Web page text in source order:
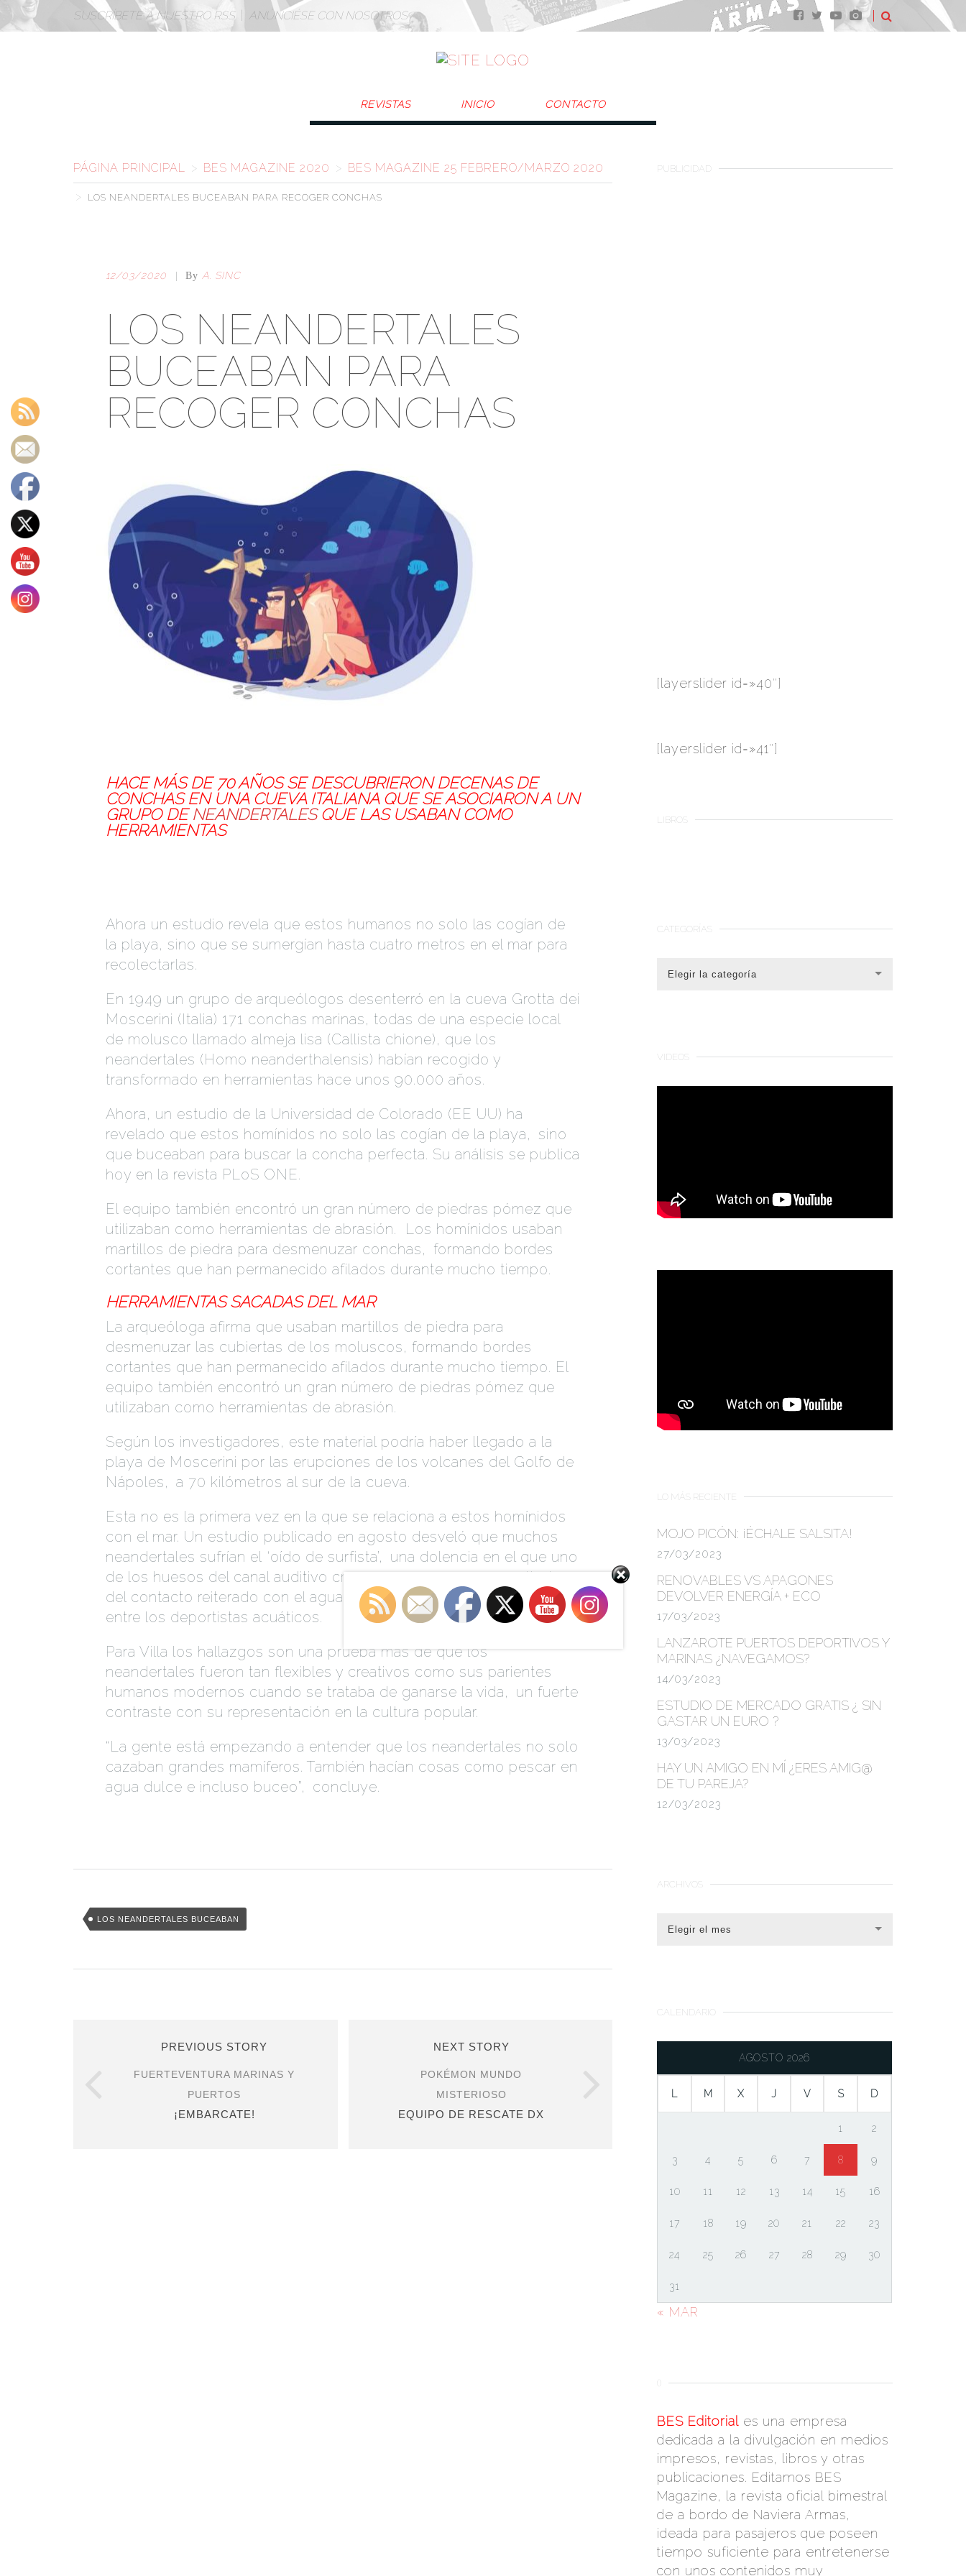
SUSCRÍBETE A NUESTRO RSS| ANÚNCIÉSE CON NOSOTROS
REVISTAS INICIO CONTACTO
PÁGINA PRINCIPAL > BES MAGAZINE 2020 > BES MAGAZINE 25 FEBRERO/MARZO 2020
> LOS NEANDERTALES BUCEABAN PARA RECOGER CONCHAS
12/03/2020 By A. SINC
LOS NEANDERTALES
BUCEABAN PARA
RECOGER CONCHAS
HACE MÁS DE 70 AÑOS SE DESCUBRIERON DECENAS DE
CONCHAS EN UNA CUEVA ITALIANA QUE SE ASOCIARON A UN
GRUPO DENEANDERTALESQUE LAS USABAN COMO
HERRAMIENTAS
Ahora un estudio revela que estos humanos no solo las cogían de
la playa, sino que se sumergían hasta cuatro metros en el mar para
recolectarlas.
En 1949 un grupo de arqueólogos desenterró en la cueva Grotta dei
Moscerini (Italia) 171 conchas marinas, todas de una especie local
de molusco llamado almeja lisa (Callista chione), que los
neandertales (Homo neanderthalensis) habían recogido y
transformado en herramientas hace unos 90.000 años.
Ahora, un estudio de la Universidad de Colorado (EE UU) ha
revelado que estos homínidos no solo las cogían de la playa, sino
que buceaban para buscar la concha perfecta. Su análisis se publica
hoy en la revista PLoS ONE.
El equipo también encontró un gran número de piedras pómez que
utilizaban como herramientas de abrasión.
Los homínidos usaban
martillos de piedra para desmenuzar conchas, formando bordes
cortantes que han permanecido afilados durante mucho tiempo.
HERRAMIENTAS SACADAS DEL MAR
La arqueóloga afirma que usaban martillos de piedra para
desmenuzar las cubiertas de los moluscos, formando bordes
cortantes que han permanecido afilados durante mucho tiempo. El
equipo también encontró un gran número de piedras pómez que
utilizaban como herramientas de abrasión.
Según los investigadores, este material podría haber llegado a la
playa de Moscerini por las erupciones de los volcanes del Golfo de
Nápoles, a 70 kilómetros al sur de la cueva.
Esta no es la primera vez en la que se relaciona a estos homínidos
con el mar. Un estudio publicado en agosto desveló que muchos
neandertales sufrían el ‘oído de surfista’, una dolencia en el que uno
de los huesos del canal auditivo crece en exceso como resultado
del contacto reiterado con el agua fría y.el viento que es habitual
entre los deportistas acuáticos.
Para Villa los hallazgos son una prueba más de que los
neandertales fueron tan flexibles y creativos como sus parientes
humanos modernos cuando se trataba de ganarse la vida, un fuerte
contraste con su representación en la cultura popular.
“La gente está empezando a entender que los neandertales no solo
cazaban grandes mamíferos. También hacían cosas como pescar en
agua dulce e incluso buceo”, concluye.
LOS NEANDERTALES BUCEABAN
PREVIOUS STORY
FUERTEVENTURA MARINAS Y
PUERTOS
¡EMBARCATE!
NEXT STORY
POKÉMON MUNDO
MISTERIOSO
EQUIPO DE RESCATE DX
PUBLICIDAD
[layerslider id=»40″]
[layerslider id=»41″]
LIBROS
CATEGORÍAS
Elegir la categoría
VIDEOS
LO MÁS RECIENTE
MOJO PICÓN: ¡ÉCHALE SALSITA!
27/03/2023
RENOVABLES VS APAGONES
DEVOLVER ENERGÍA + ECO
17/03/2023
LANZAROTE PUERTOS DEPORTIVOS Y
MARINAS¿NAVEGAMOS?
14/03/2023
ESTUDIO DE MERCADO GRATIS ¿ SIN
GASTAR UN EURO ?
13/03/2023
HAY UN AMIGO EN MÍ ¿ERES AMIG@
DE TU PAREJA?
12/03/2023
ARCHIVOS
Elegir el mes
CALENDARIO
AGOSTO 2026
M X J V S D
1 2
3 4 5 6 7 8 9
10 11 12 13 14 15 16
17 18 19 20 21 22 23
24 25 26 27 28 29 30
31
« MAR
BES Editorial es una empresa
dedicada a la divulgación en medios
impresos, revistas, libros y otras
publicaciones. Editamos BES
Magazine, la revista oficial bimestral
de a bordo de Naviera Armas,
ideada para pasajeros que poseen
tiempo suficiente para entretenerse
con unos contenidos muy
Set Youtube Channel ID